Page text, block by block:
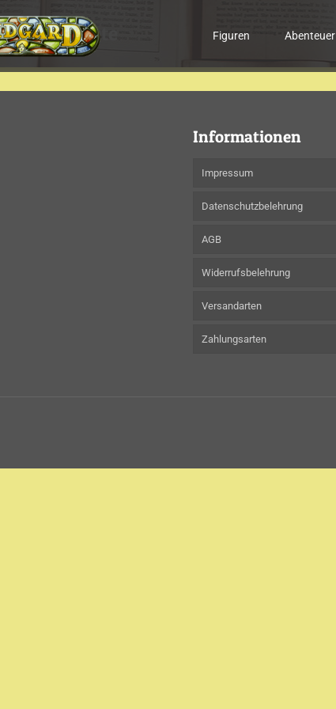
Figuren Abenteuer
Informationen
Impressum
Datenschutzbelehrung
AGB
Widerrufsbelehrung
Versandarten
Zahlungsarten